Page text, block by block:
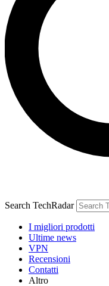
Search TechRadar
I migliori prodotti
Ultime news
VPN
Recensioni
Contatti
Altro